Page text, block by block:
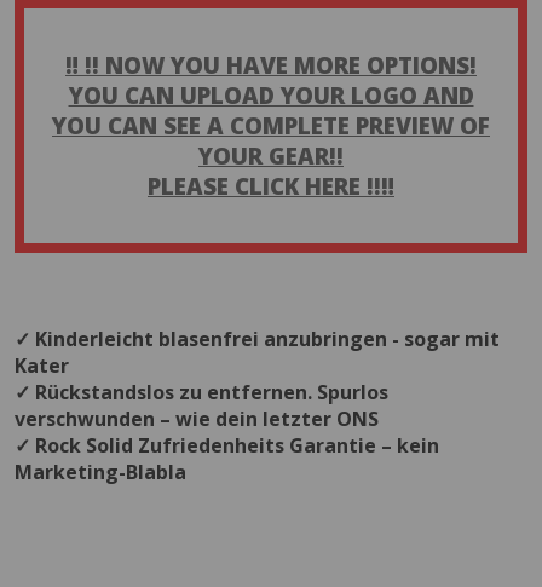
‼️ !! NOW YOU HAVE MORE OPTIONS!
YOU CAN UPLOAD YOUR LOGO AND
YOU CAN SEE A COMPLETE PREVIEW OF
YOUR GEAR!!
PLEASE CLICK HERE !!‼️
✓ Kinderleicht blasenfrei anzubringen - sogar mit
Kater
✓ Rückstandslos zu entfernen. Spurlos
verschwunden – wie dein letzter ONS
✓ Rock Solid Zufriedenheits Garantie – kein
Marketing-Blabla